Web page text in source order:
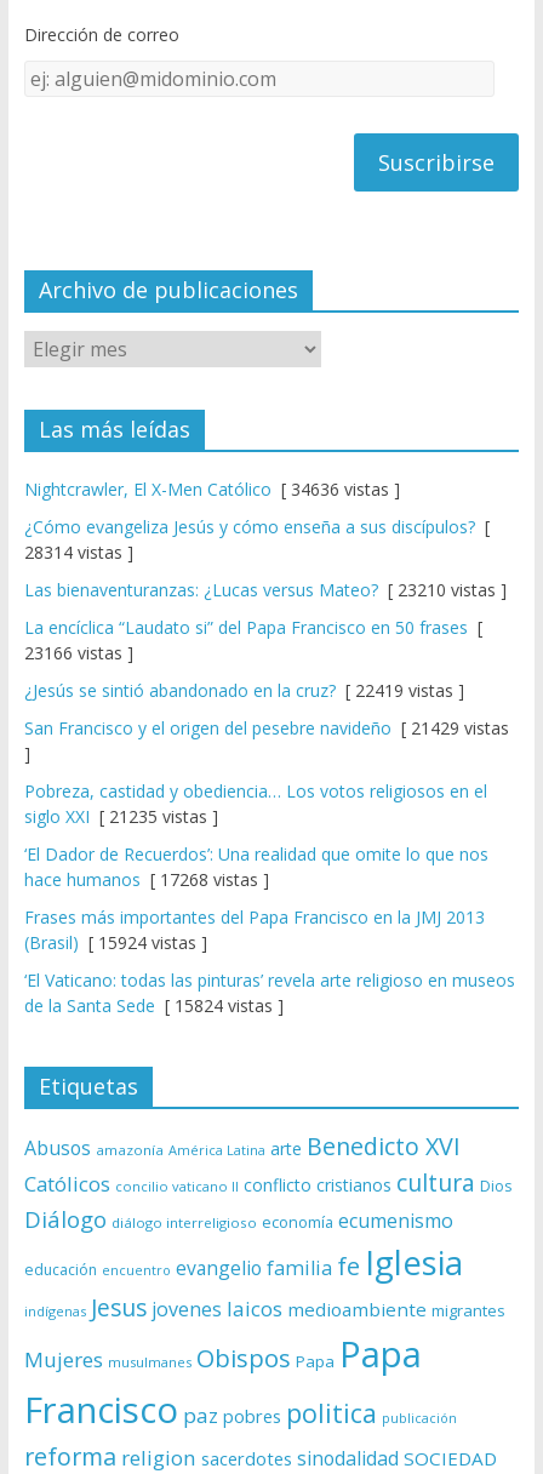
o
k e
C
el
Dirección de correo
Dirección
de
Archivo de publicaciones
Las más leídas
Nightcrawler, El X-Men Católico [ 34636 vistas ]
¿Cómo evangeliza Jesús y cómo enseña a sus discípulos?[
28314 vistas ]
Las bienaventuranzas: ¿Lucas versus Mateo?[ 23210 vistas ]
La encíclica “Laudato si” del Papa Francisco en 50 frases [
23166 vistas ]
¿Jesús se sintió abandonado en la cruz?[ 22419 vistas ]
San Francisco y el origen del pesebre navideño [ 21429 vistas
]
Pobreza, castidad y obediencia… Los votos religiosos en el
siglo XXI [ 21235 vistas ]
‘El Dador de Recuerdos’: Una realidad que omite lo que nos
hace humanos [ 17268 vistas ]
Frases más importantes del Papa Francisco en la JMJ 2013
(Brasil) [ 15924 vistas ]
‘El Vaticano: todas las pinturas’ revela arte religioso en museos
de la Santa Sede [ 15824 vistas ]
Etiquetas
Abusos amazonía América Latina arte Benedicto XVI
Católicos concilio vaticano II conflicto cristianos cultura Dios
Diálogo diálogo interreligioso economía ecumenismo
educación encuentro evangelio familia fe Iglesia
indígenas Jesus jovenes laicos medioambiente migrantes
Mujeres musulmanes Obispos Papa Papa
Francisco paz pobres politica publicación
reforma religion sacerdotes sinodalidad SOCIEDAD